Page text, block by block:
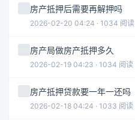
房产抵押后需要再解押吗
2026-02-20 04:24 · 1034 阅读
房产局做房产抵押多久
2026-02-19 04:23 · 1034 阅读
房产抵押贷款要一年一还吗
2026-02-18 04:24 · 1033 阅读